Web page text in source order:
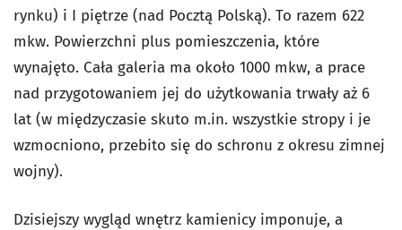
rynku) i I piętrze (nad Pocztą Polską). To razem 622
mkw. Powierzchni plus pomieszczenia, które
wynajęto. Cała galeria ma około 1000 mkw, a prace
nad przygotowaniem jej do użytkowania trwały aż 6
lat (w międzyczasie skuto m.in. wszystkie stropy i je
wzmocniono, przebito się do schronu z okresu zimnej
wojny).
Dzisiejszy wygląd wnętrz kamienicy imponuje, a